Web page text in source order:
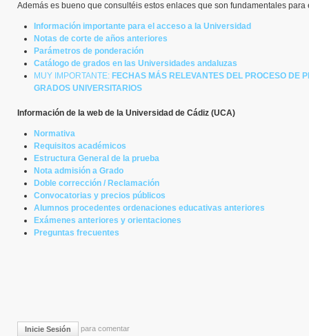
Además es bueno que consultéis estos enlaces que son fundamentales para
Información importante para el acceso a la Universidad
Notas de corte de años anteriores
Parámetros de ponderación
Catálogo de grados en las Universidades andaluzas
MUY IMPORTANTE: FECHAS MÁS RELEVANTES DEL PROCESO DE
GRADOS UNIVERSITARIOS
Información de la web de la Universidad de Cádiz (UCA)
Normativa
Requisitos académicos
Estructura General de la prueba
Nota admisión a Grado
Doble corrección / Reclamación
Convocatorias y precios públicos
Alumnos procedentes ordenaciones educativas anteriores
Exámenes anteriores y orientaciones
Preguntas frecuentes
Inicie Sesión para comentar